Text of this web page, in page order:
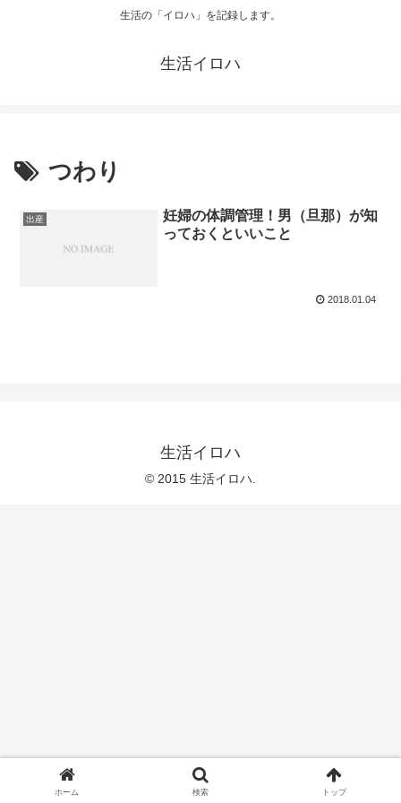
生活の「イロハ」を記録します。
生活イロハ
つわり
出産
妊婦の体調管理！男（旦那）が知
っておくといいこと
2018.01.04
生活イロハ
© 2015 生活イロハ.
ホーム 検索 トップ